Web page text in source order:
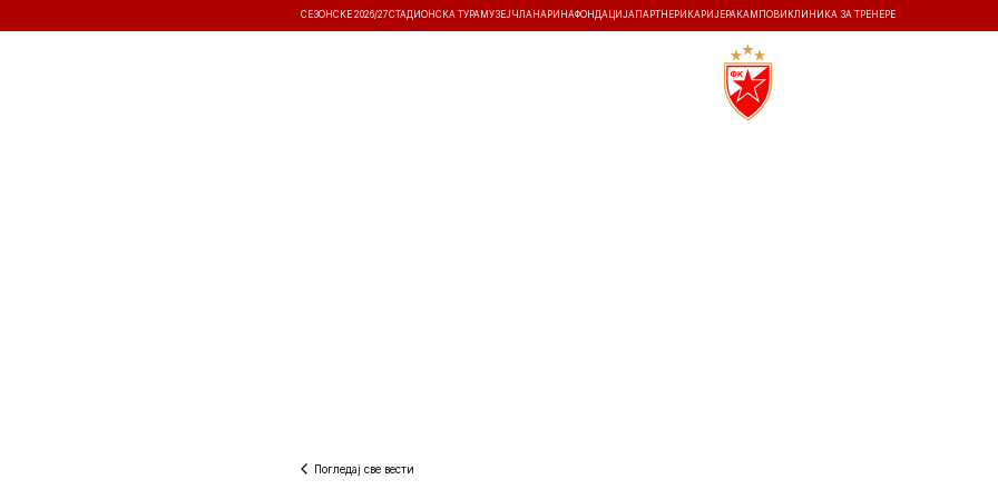
СЕЗОНСКЕ 2026/27СТАДИОНСКА ТУРА МУЗЕЈ ЧЛАНАРИНАФОНДАЦИЈА ПАРТНЕРИ КАРИЈЕРА КАМПОВИ КЛИНИКА ЗА ТРЕНЕРЕ
Погледај све вести